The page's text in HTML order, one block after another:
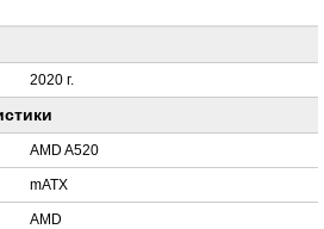
2020 г.
AMD A520
mATX
AMD